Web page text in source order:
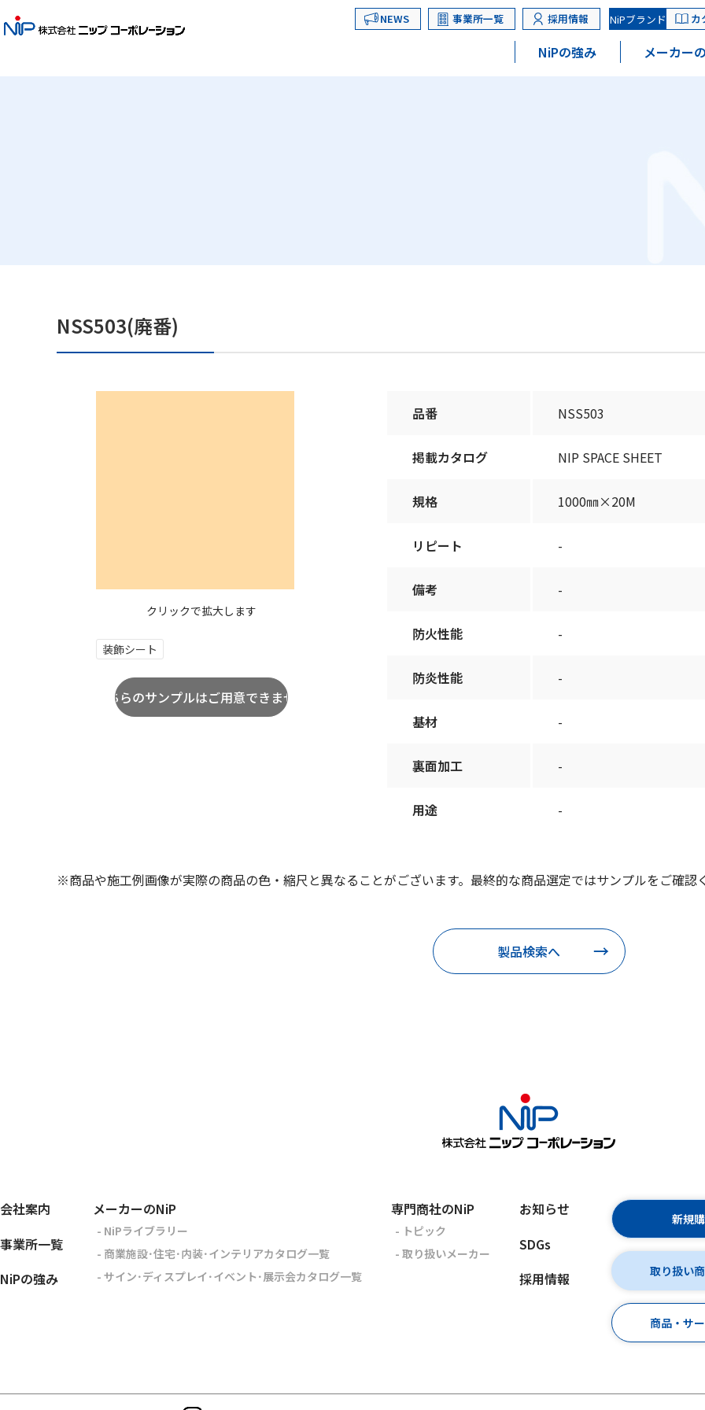
NEWS 事業所一覧 採用情報 NiPブランド カ
NiPの強み メーカー
NSS503(廃番)
クリックで拡大します
装飾シート
品番 NSS503
掲載カタログ NIP SPACE SHEET
規格 1000㎜×20M
リピート -
備考 -
防火性能 -
防炎性能 -
基材 -
裏面加工 -
用途 -
※商品や施工例画像が実際の商品の色・縮尺と異なることがございます。最終的な商品選定ではサンプルをご確認
製品検索へ
会社案内
事業所一覧
NiPの強み
メーカーのNiP
- NiPライブラリー
- 商業施設･住宅･内装･インテリアカタログ一覧
- サイン･ディスプレイ･イベント･展示会カタログ一覧
専門商社のNiP
- トピック
- 取り扱いメーカー
お知らせ
SDGs
採用情報
新規
取り扱い
商品・サ